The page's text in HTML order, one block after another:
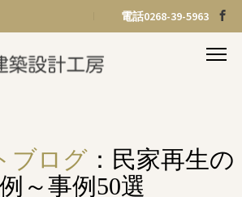
電話0268-39-5963
ブログ：民家再生の
～事例50選